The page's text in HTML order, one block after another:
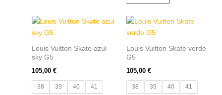
de
de
Louis Vuitton Skate azul
sky G5
105,00 €
38 39 40
41
Este
opciones
Louis Vuitton Skate verde
G5
105,00 €
38 39 40
41
Este
opciones